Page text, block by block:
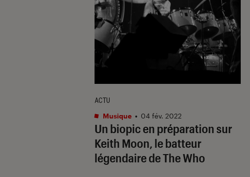
Un biopic en préparation sur
Keith Moon, le batteur
légendaire de The Who
ACTU
Musique • 04 fév. 2022